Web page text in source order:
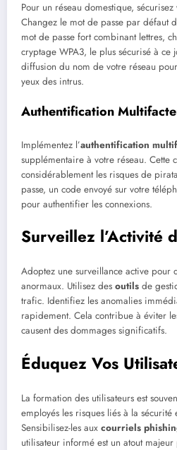
Pour un réseau domestique,
Changez le mot de passe par défaut
mot de passe fort combinant lettres,
cryptage WPA3, le plus sécurisé à ce
diffusion du nom de votre réseau
yeux des intrus.
Authentification
Implémentez l’authentification
supplémentaire à votre réseau. Cette
considérablement les risques de
passe, un code envoyé sur votre
pour authentifier les connexions.
Surveillez l’Activité
Adoptez une surveillance active pour
anormaux. Utilisez des outils de
trafic. Identifiez les anomalies
rapidement. Cela contribue à éviter
causent des dommages significatifs.
Éduquez Vos
La formation des utilisateurs est
employés les risques liés à la
Sensibilisez-les aux courriels
utilisateur informé est un atout